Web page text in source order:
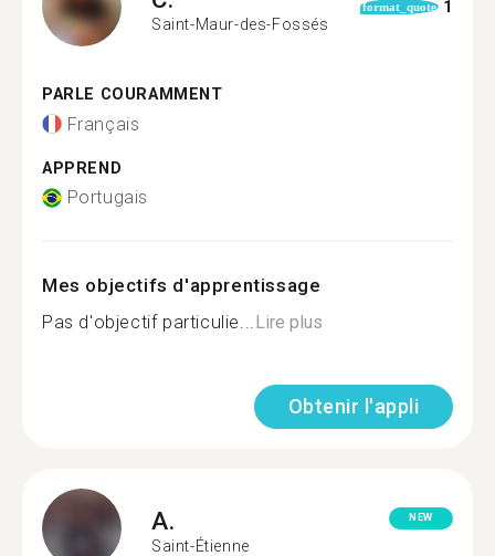
Saint-Maur-des-Fossés
format_quote 1
PARLE COURAMMENT
Français
APPREND
Portugais
Mes objectifs d'apprentissage
Pas d'objectif particulie...Lire plus
Obtenir l'appli
A.
Saint-Étienne
NEW